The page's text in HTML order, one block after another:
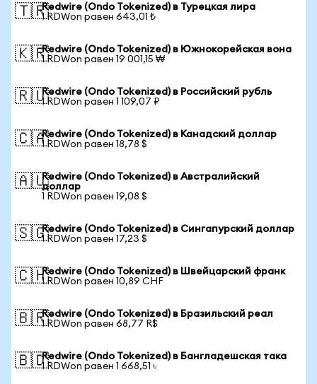
🇹🇷Redwire (Ondo Tokenized) в Турецкая лира
1 RDWon равен 643,01 ₺
🇰🇷Redwire (Ondo Tokenized) в Южнокорейская вона
1 RDWon равен 19 001,15 ₩
🇷🇺Redwire (Ondo Tokenized) в Российский рубль
1 RDWon равен 1 109,07 ₽
🇨🇦Redwire (Ondo Tokenized) в Канадский доллар
1 RDWon равен 18,78 $
🇦🇺Redwire (Ondo Tokenized) в Австралийский
доллар
1 RDWon равен 19,08 $
🇸🇬Redwire (Ondo Tokenized) в Сингапурский доллар
1 RDWon равен 17,23 $
🇨🇭Redwire (Ondo Tokenized) в Швейцарский франк
1 RDWon равен 10,89 CHF
🇧🇷Redwire (Ondo Tokenized) в Бразильский реал
1 RDWon равен 68,77 R$
🇧🇩Redwire (Ondo Tokenized) в Бангладешская така
1 RDWon равен 1 668,51 ৳